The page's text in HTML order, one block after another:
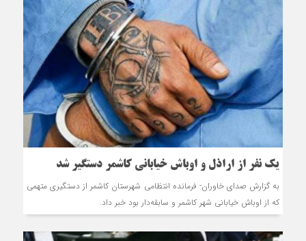
یک نفر از اراذل و اوباش خیابانی كاشمر دستگیر شد
به گزارش صدای خاوران- فرمانده انتظامي شهرستان كاشمر از دستگیری متهمی
که از اوباش خیابانی شهر کاشمر و سابقه‌دار بود خبر داد.